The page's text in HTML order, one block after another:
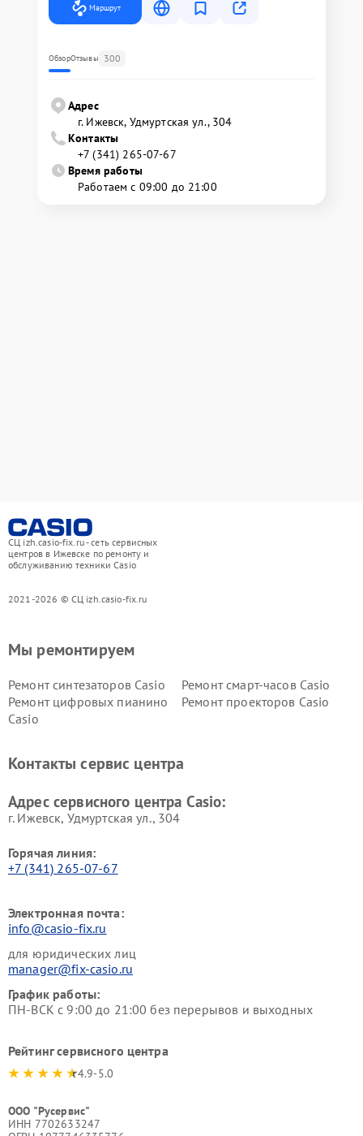
Маршрут
ОбзорОтзывы 300
Адрес
г. Ижевск, Удмуртская ул., 304
Контакты
+7 (341) 265-07-67
Время работы
Работаем с 09:00 до 21:00
СЦ izh.casio-fix.ru - сеть сервисных
центров в Ижевске по ремонту и
обслуживанию техники Casio
2021-2026 © СЦ izh.casio-fix.ru
Мы ремонтируем
Ремонт синтезаторов Casio
Ремонт смарт-часов Casio
Ремонт цифровых пианино
Casio
Ремонт проекторов Casio
Контакты сервис центра
Адрес сервисного центра Casio:
г. Ижевск, Удмуртская ул., 304
Горячая линия:
+7 (341) 265-07-67
Электронная почта:
info@casio-fix.ru
для юридических лиц
manager@fix-casio.ru
График работы:
ПН-ВСК с 9:00 до 21:00 без перерывов и выходных
Рейтинг сервисного центра
4.9-5.0
ООО "Русервис"
ИНН 7702633247